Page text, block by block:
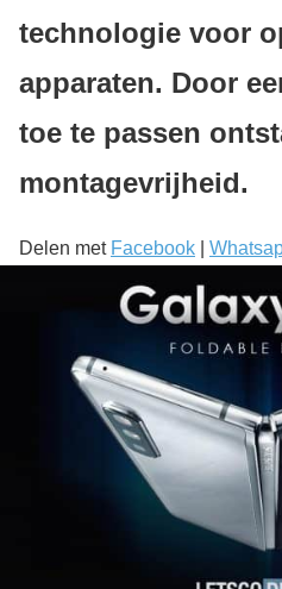
technologie voor
apparaten. Door
toe te passen
montagevrijheid.
Delen met Facebook